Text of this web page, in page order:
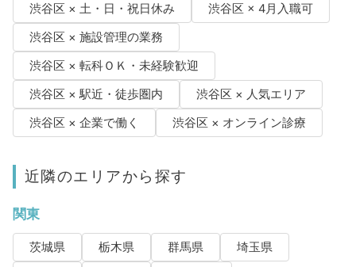
渋谷区 × 土・日・祝日休み
渋谷区 × 4月入職可
渋谷区 × 施設管理の業務
渋谷区 × 転科ＯＫ・未経験歓迎
渋谷区 × 駅近・徒歩圏内
渋谷区 × 人気エリア
渋谷区 × 企業で働く
渋谷区 × オンライン診療
近隣のエリアから探す
関東
茨城県 栃木県 群馬県
埼玉県